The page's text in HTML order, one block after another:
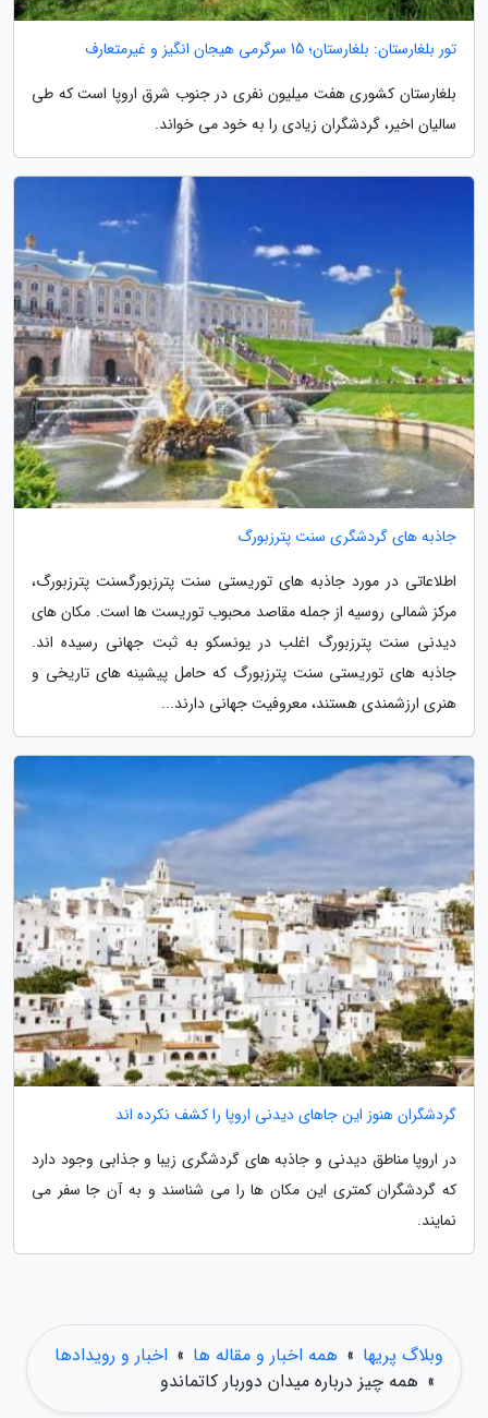
تور بلغارستان: بلغارستان؛ 15 سرگرمی هیجان انگیز و غیرمتعارف
بلغارستان کشوری هفت میلیون نفری در جنوب شرق اروپا است که طی
سالیان اخیر، گردشگران زیادی را به خود می خواند.
جاذبه های گردشگری سنت پترزبورگ
اطلاعاتی در مورد جاذبه های توریستی سنت پترزبورگسنت پترزبورگ،
مرکز شمالی روسیه از جمله مقاصد محبوب توریست ها است. مکان های
دیدنی سنت پترزبورگ اغلب در یونسکو به ثبت جهانی رسیده اند.
جاذبه های توریستی سنت پترزبورگ که حامل پیشینه های تاریخی و
هنری ارزشمندی هستند، معروفیت جهانی دارند...
گردشگران هنوز این جاهای دیدنی اروپا را کشف نکرده اند
در اروپا مناطق دیدنی و جاذبه های گردشگری زیبا و جذابی وجود دارد
که گردشگران کمتری این مکان ها را می شناسند و به آن جا سفر می
نمایند.
وبلاگ پریها » همه اخبار و مقاله ها » اخبار و رویدادها
» همه چیز درباره میدان دوربار کاتماندو